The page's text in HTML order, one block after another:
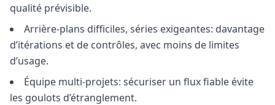
qualité prévisible.
Arrière-plans difficiles, séries exigeantes: davantage
d’itérations et de contrôles, avec moins de limites
d’usage.
Équipe multi-projets: sécuriser un flux fiable évite
les goulots d’étranglement.